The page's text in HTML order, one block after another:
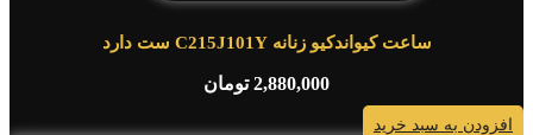
ساعت کیواندکیو زنانه C215J101Y ست دارد
2,880,000 تومان
افزودن به سبد خرید